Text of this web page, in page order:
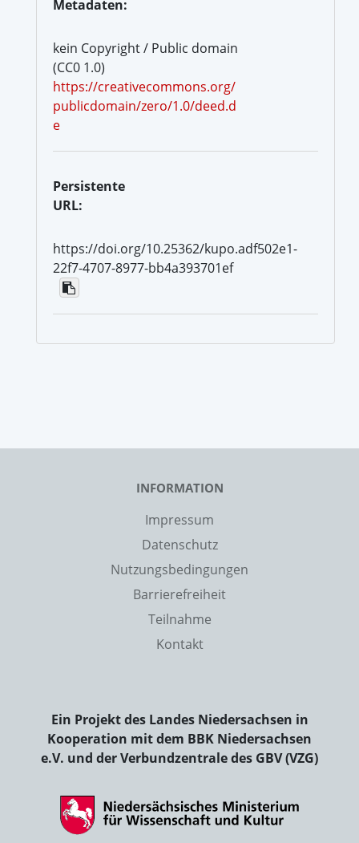
Metadaten:
kein Copyright / Public domain
(CC0 1.0)
https://creativecommons.org/
publicdomain/zero/1.0/deed.d
e
Persistente
URL:
https://doi.org/10.25362/kupo.adf502e1-
22f7-4707-8977-bb4a393701ef
INFORMATION
Impressum
Datenschutz
Nutzungsbedingungen
Barrierefreiheit
Teilnahme
Kontakt
Ein Projekt des Landes Niedersachsen in
Kooperation mit dem BBK Niedersachsen
e.V. und der Verbundzentrale des GBV (VZG)